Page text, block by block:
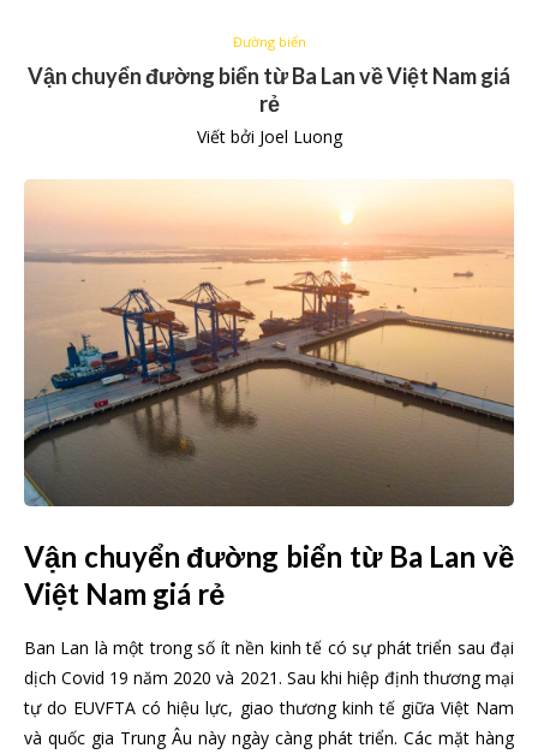
Đường biển
Vận chuyển đường biển từ Ba Lan về Việt Nam giá
rẻ
Viết bởi Joel Luong
Vận chuyển đường biển từ Ba Lan về
Việt Nam giá rẻ
Ban Lan là một trong số ít nền kinh tế có sự phát triển sau đại
dịch Covid 19 năm 2020 và 2021. Sau khi hiệp định thương mại
tự do EUVFTA có hiệu lực, giao thương kinh tế giữa Việt Nam
và quốc gia Trung Âu này ngày càng phát triển. Các mặt hàng